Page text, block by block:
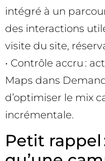
intégré à un
des interactions
visite du site,
• Contrôle accru :
Maps dans
d’optimiser le mix
incrémentale.
Petit rappel